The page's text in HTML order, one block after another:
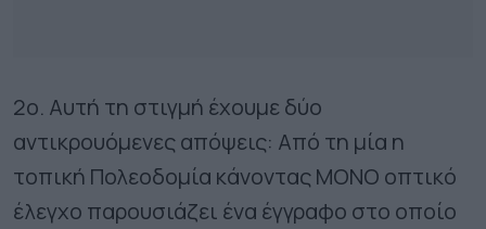
2ο. Αυτή τη στιγμή έχουμε δύο
αντικρουόμενες απόψεις: Από τη μία η
τοπική Πολεοδομία κάνοντας ΜΟΝΟ οπτικό
έλεγχο παρουσιάζει ένα έγγραφο στο οποίο